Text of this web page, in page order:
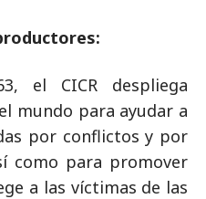
el CICR despliega
mundo para ayudar a
por conflictos y por
como para promover
a las víctimas de las